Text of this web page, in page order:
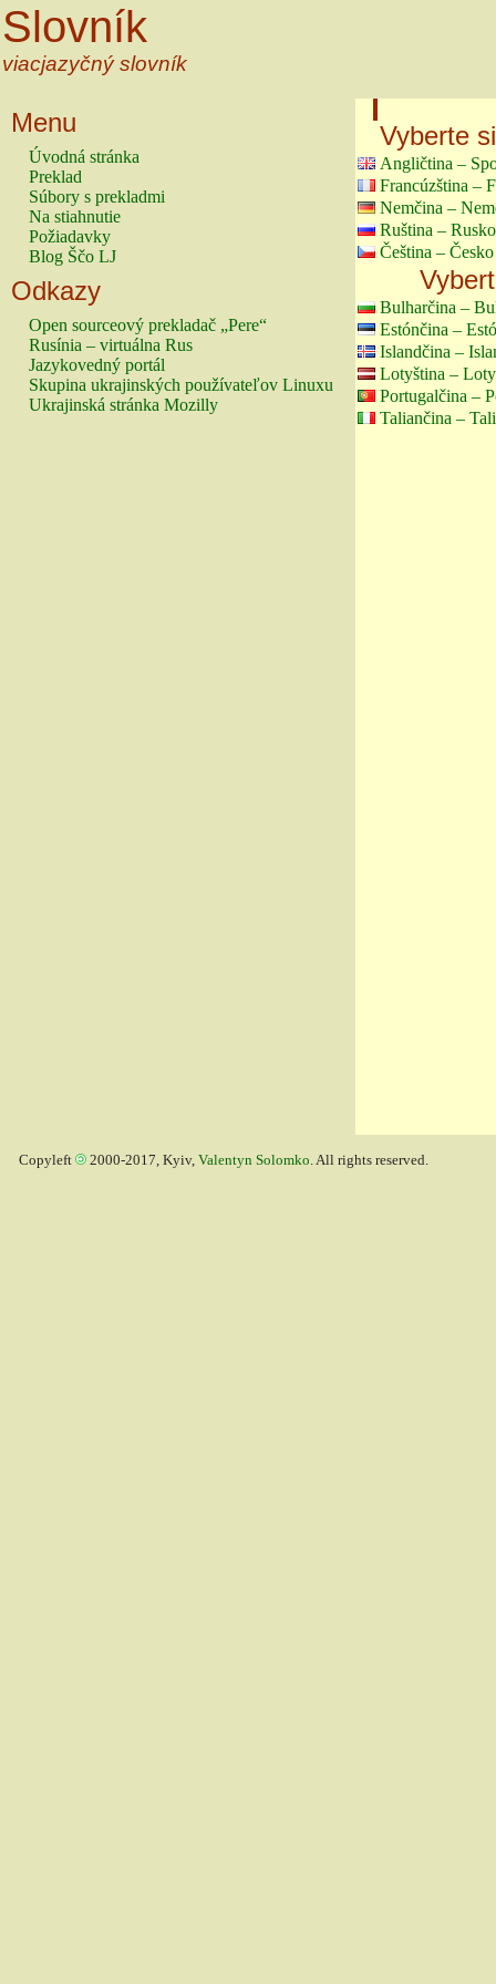
Slovník
viacjazyčný slovník
Menu
Úvodná stránka
Preklad
Súbory s prekladmi
Na stiahnutie
Požiadavky
Blog Ščo LJ
Odkazy
Open sourceový prekladač „Pere“
Rusínia – virtuálna Rus
Jazykovedný portál
Skupina ukrajinských používateľov Linuxu
Ukrajinská stránka Mozilly
Vyberte
Angličtina –
Francúzština –
Nemčina –
Ruština – Rusko
Čeština – Česko
Bulharčina –
Estónčina –
Islandčina –
Lotyština –
Portugalčina –
Taliančina –
Copyleft 2000-2017, Kyiv, Valentyn Solomko. All rights reserved.